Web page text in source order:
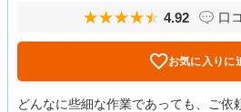
4.92 口
お気に入りに
どんなに些細な作業であっても、ご依